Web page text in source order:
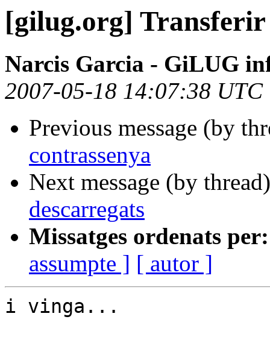
[gilug.org] Transferir
Narcis Garcia - GiLUG
2007-05-18 14:07:38 UTC
Previous message (by
contrassenya
Next message (by
descarregats
Missatges ordenats per:
assumpte ] [ autor ]
i vinga...